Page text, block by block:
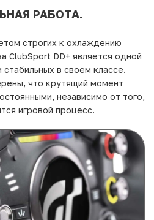
РАБОТА.
строгих к охлаждению
ClubSport DD+ является одной
в своем классе.
что крутящий момент
независимо от того,
игровой процесс.